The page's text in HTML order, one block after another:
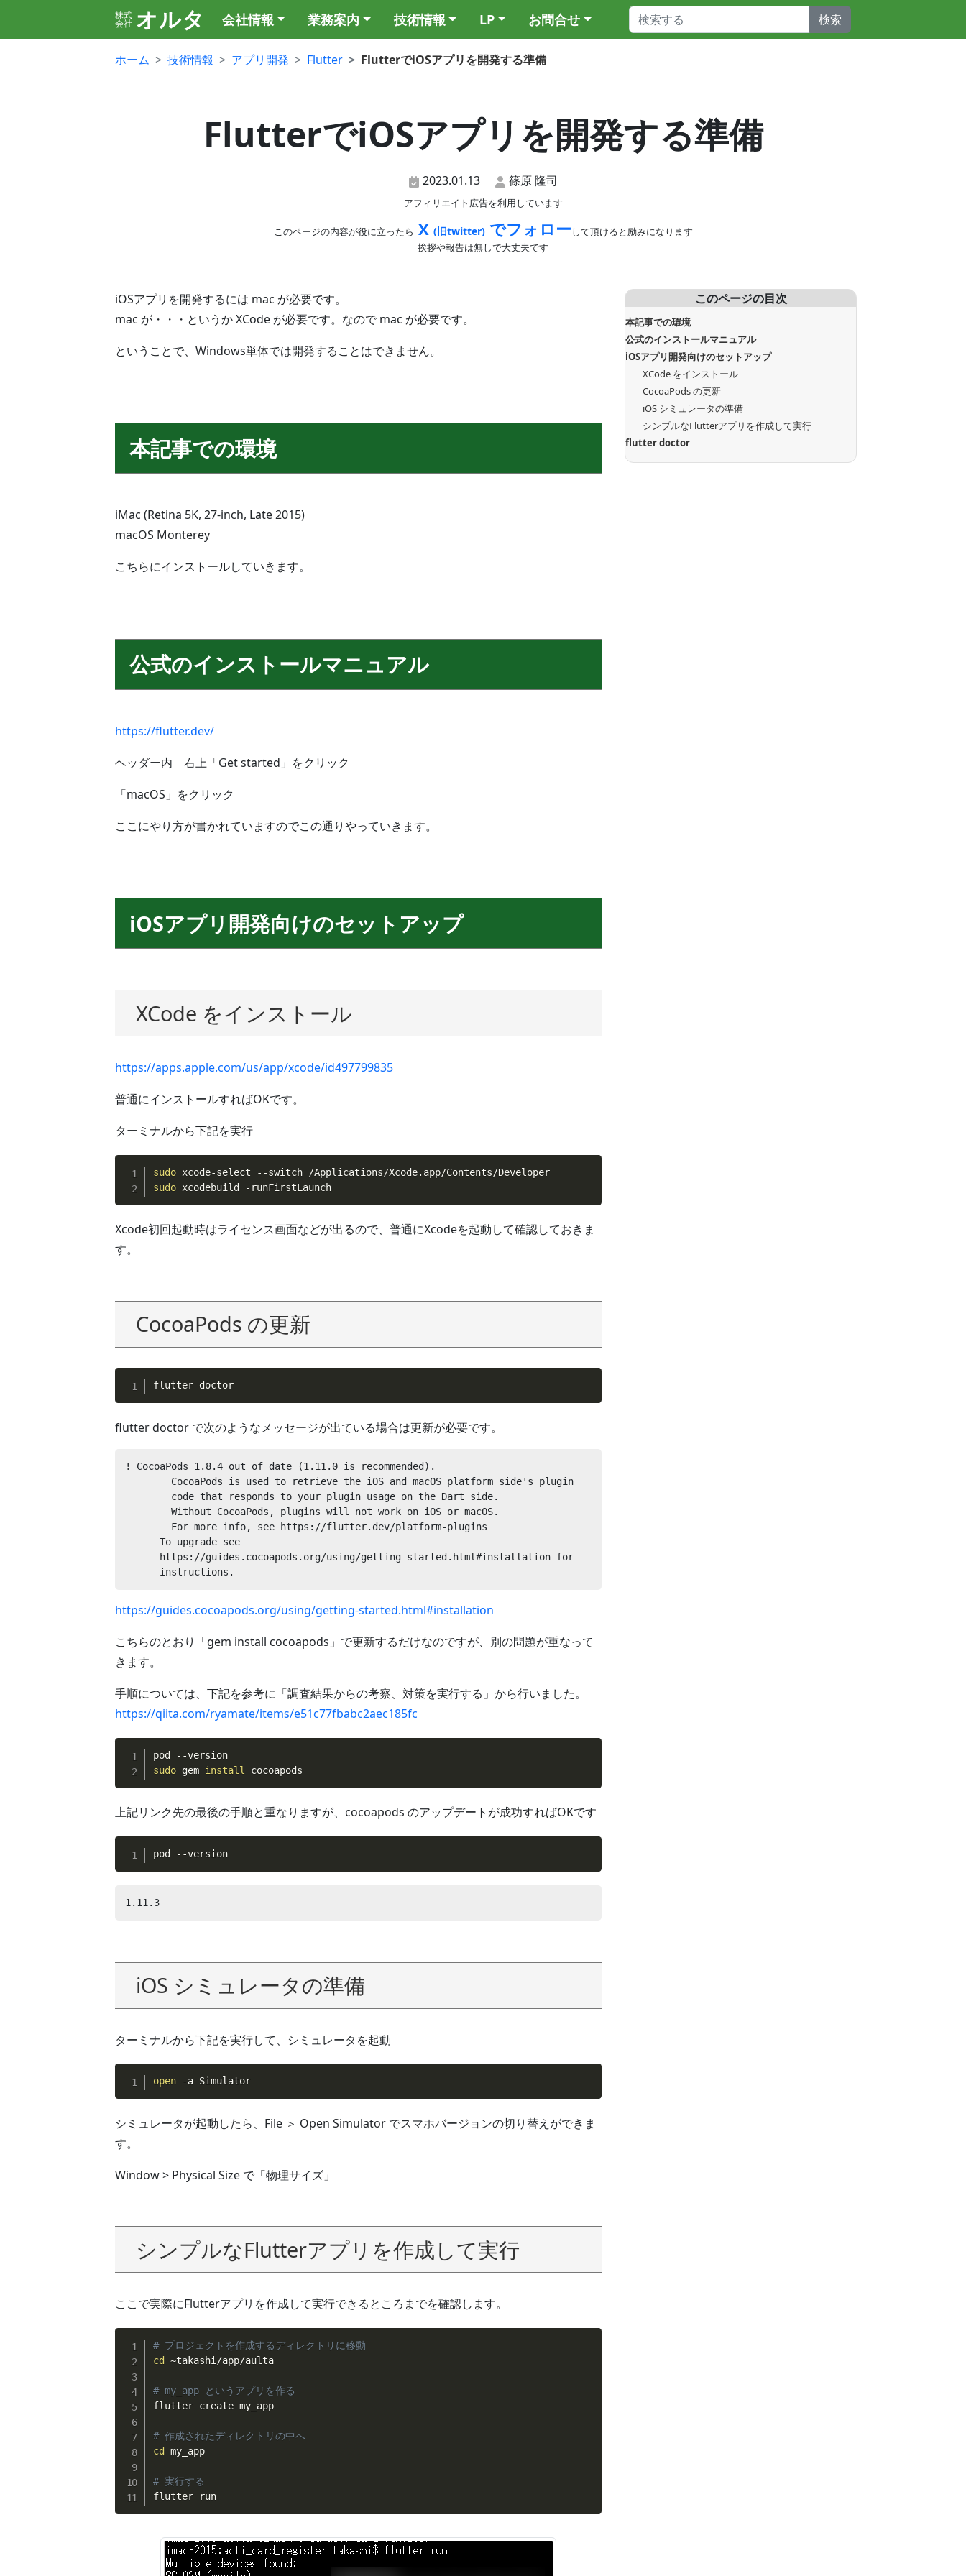
株式
会社 オルタ 会社情報 業務案内 技術情報 LP お問合せ 検索
ホーム 技術情報 アプリ開発 Flutter FlutterでiOSアプリを開発する準備
FlutterでiOSアプリを開発する準備
2023.01.13 篠原 隆司
アフィリエイト広告を利用しています
このページの内容が役に立ったら X (旧twitter)でフォローして頂けると励みになります
挨拶や報告は無しで大丈夫です
iOSアプリを開発するには mac が必要です。
mac が・・・というか XCode が必要です。なので mac が必要です。
ということで、Windows単体では開発することはできません。
本記事での環境
iMac (Retina 5K, 27-inch, Late 2015)
macOS Monterey
こちらにインストールしていきます。
公式のインストールマニュアル
https://flutter.dev/
ヘッダー内 右上「Get started」をクリック
「macOS」をクリック
ここにやり方が書かれていますのでこの通りやっていきます。
iOSアプリ開発向けのセットアップ
XCode をインストール
https://apps.apple.com/us/app/xcode/id497799835
普通にインストールすればOKです。
ターミナルから下記を実行
sudo
sudo xcodebuild -runFirstLaunch
Xcode初回起動時はライセンス画面などが出るので、普通にXcodeを起動して確認しておきま
す。
CocoaPods の更新
flutter doctor
flutter doctor で次のようなメッセージが出ている場合は更新が必要です。
! CocoaPods 1.8.4 out of date (1.11.0 is recommended).
      instructions.
https://guides.cocoapods.org/using/getting-started.html#installation
こちらのとおり「gem install cocoapods」で更新するだけなのですが、別の問題が重なって
きます。
手順については、下記を参考に「調査結果からの考察、対策を実行する」から行いました。
https://qiita.com/ryamate/items/e51c77fbabc2aec185fc
sudo gem install cocoapods
上記リンク先の最後の手順と重なりますが、cocoapods のアップデートが成功すればOKです
pod --version
1.11.3
iOS シミュレータの準備
ターミナルから下記を実行して、シミュレータを起動
open -a Simulator
シミュレータが起動したら、File ＞ Open Simulator でスマホバージョンの切り替えができま
す。
Window > Physical Size で「物理サイズ」
シンプルなFlutterアプリを作成して実行
ここで実際にFlutterアプリを作成して実行できるところまでを確認します。
# プロジェクトを作成するディレクトリに移動
cd ~takashi/app/aulta
# my_app というアプリを作る
flutter create my_app
# 作成されたディレクトリの中へ
cd my_app
# 実行する
flutter run
このページの目次
本記事での環境
公式のインストールマニュアル
iOSアプリ開発向けのセットアップ
XCode をインストール
CocoaPods の更新
iOS シミュレータの準備
シンプルなFlutterアプリを作成して実行
flutter doctor